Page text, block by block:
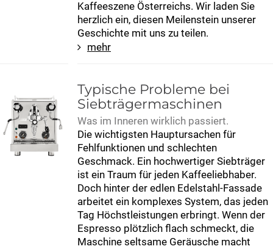
swipe
Kaffeeszene Österreichs. Wir laden Sie
herzlich ein, diesen Meilenstein unserer
Geschichte mit uns zu teilen.
mehr
Typische Probleme bei
Siebträgermaschinen
Was im Inneren wirklich passiert.
Die wichtigsten Hauptursachen für
Fehlfunktionen und schlechten
Geschmack. Ein hochwertiger Siebträger
ist ein Traum für jeden Kaffeeliebhaber.
Doch hinter der edlen Edelstahl-Fassade
arbeitet ein komplexes System, das jeden
Tag Höchstleistungen erbringt. Wenn der
Espresso plötzlich flach schmeckt, die
Maschine seltsame Geräusche macht